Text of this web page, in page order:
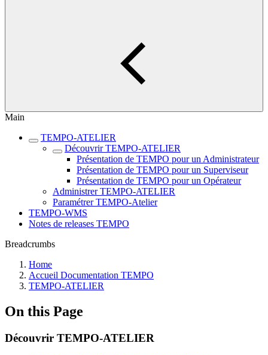
Main
TEMPO-ATELIER
Découvrir TEMPO-ATELIER
Présentation de TEMPO pour un Administrateur
Présentation de TEMPO pour un Superviseur
Présentation de TEMPO pour un Opérateur
Administrer TEMPO-ATELIER
Paramétrer TEMPO-Atelier
TEMPO-WMS
Notes de releases TEMPO
Breadcrumbs
Home
Accueil Documentation TEMPO
TEMPO-ATELIER
On this Page
Découvrir TEMPO-ATELIER